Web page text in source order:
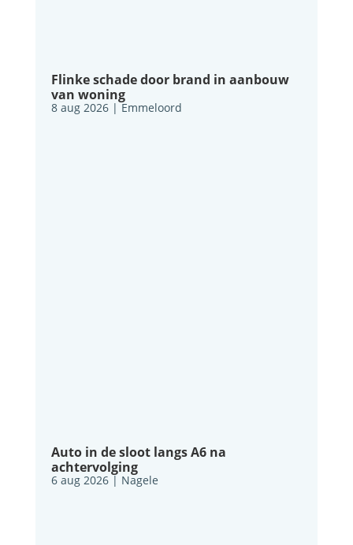
Flinke schade door brand in aanbouw
van woning
8 aug 2026|Emmeloord
Auto in de sloot langs A6 na
achtervolging
6 aug 2026| Nagele